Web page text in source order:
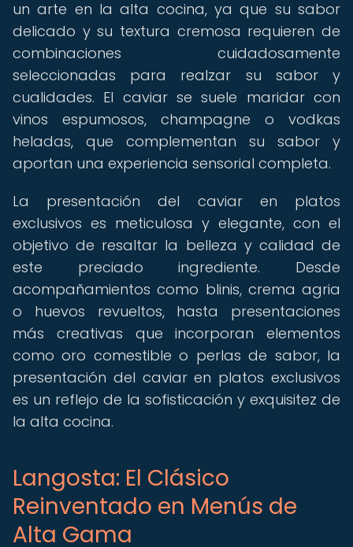
un arte en la alta cocina, ya que su sabor
delicado y su textura cremosa requieren de
combinaciones cuidadosamente
seleccionadas para realzar su sabor y
cualidades. El caviar se suele maridar con
vinos espumosos, champagne o vodkas
heladas, que complementan su sabor y
aportan una experiencia sensorial completa.
La presentación del caviar en platos
exclusivos es meticulosa y elegante, con el
objetivo de resaltar la belleza y calidad de
este preciado ingrediente. Desde
acompañamientos como blinis, crema agria
o huevos revueltos, hasta presentaciones
más creativas que incorporan elementos
como oro comestible o perlas de sabor, la
presentación del caviar en platos exclusivos
es un reflejo de la sofisticación y exquisitez de
la alta cocina.
Langosta: El Clásico
Reinventado en Menús de
Alta Gama